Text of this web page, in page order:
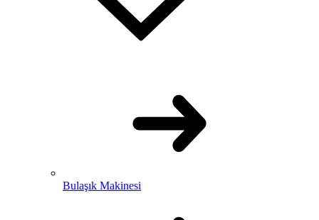
Bulaşık Makinesi